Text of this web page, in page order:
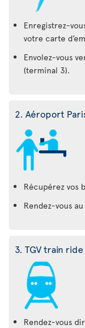
Enregistrez-
votre carte
Envolez-vous
(terminal 3).
2. Aéroport
Récupérez vos
Rendez-vous
3. TGV train ride
Rendez-vous